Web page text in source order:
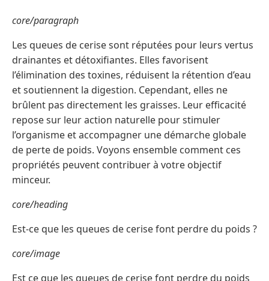
core/paragraph
Les queues de cerise sont réputées pour leurs vertus
drainantes et détoxifiantes. Elles favorisent
l’élimination des toxines, réduisent la rétention d’eau
et soutiennent la digestion. Cependant, elles ne
brûlent pas directement les graisses. Leur efficacité
repose sur leur action naturelle pour stimuler
l’organisme et accompagner une démarche globale
de perte de poids. Voyons ensemble comment ces
propriétés peuvent contribuer à votre objectif
minceur.
core/heading
Est-ce que les queues de cerise font perdre du poids ?
core/image
Est ce que les queues de cerise font perdre du poids